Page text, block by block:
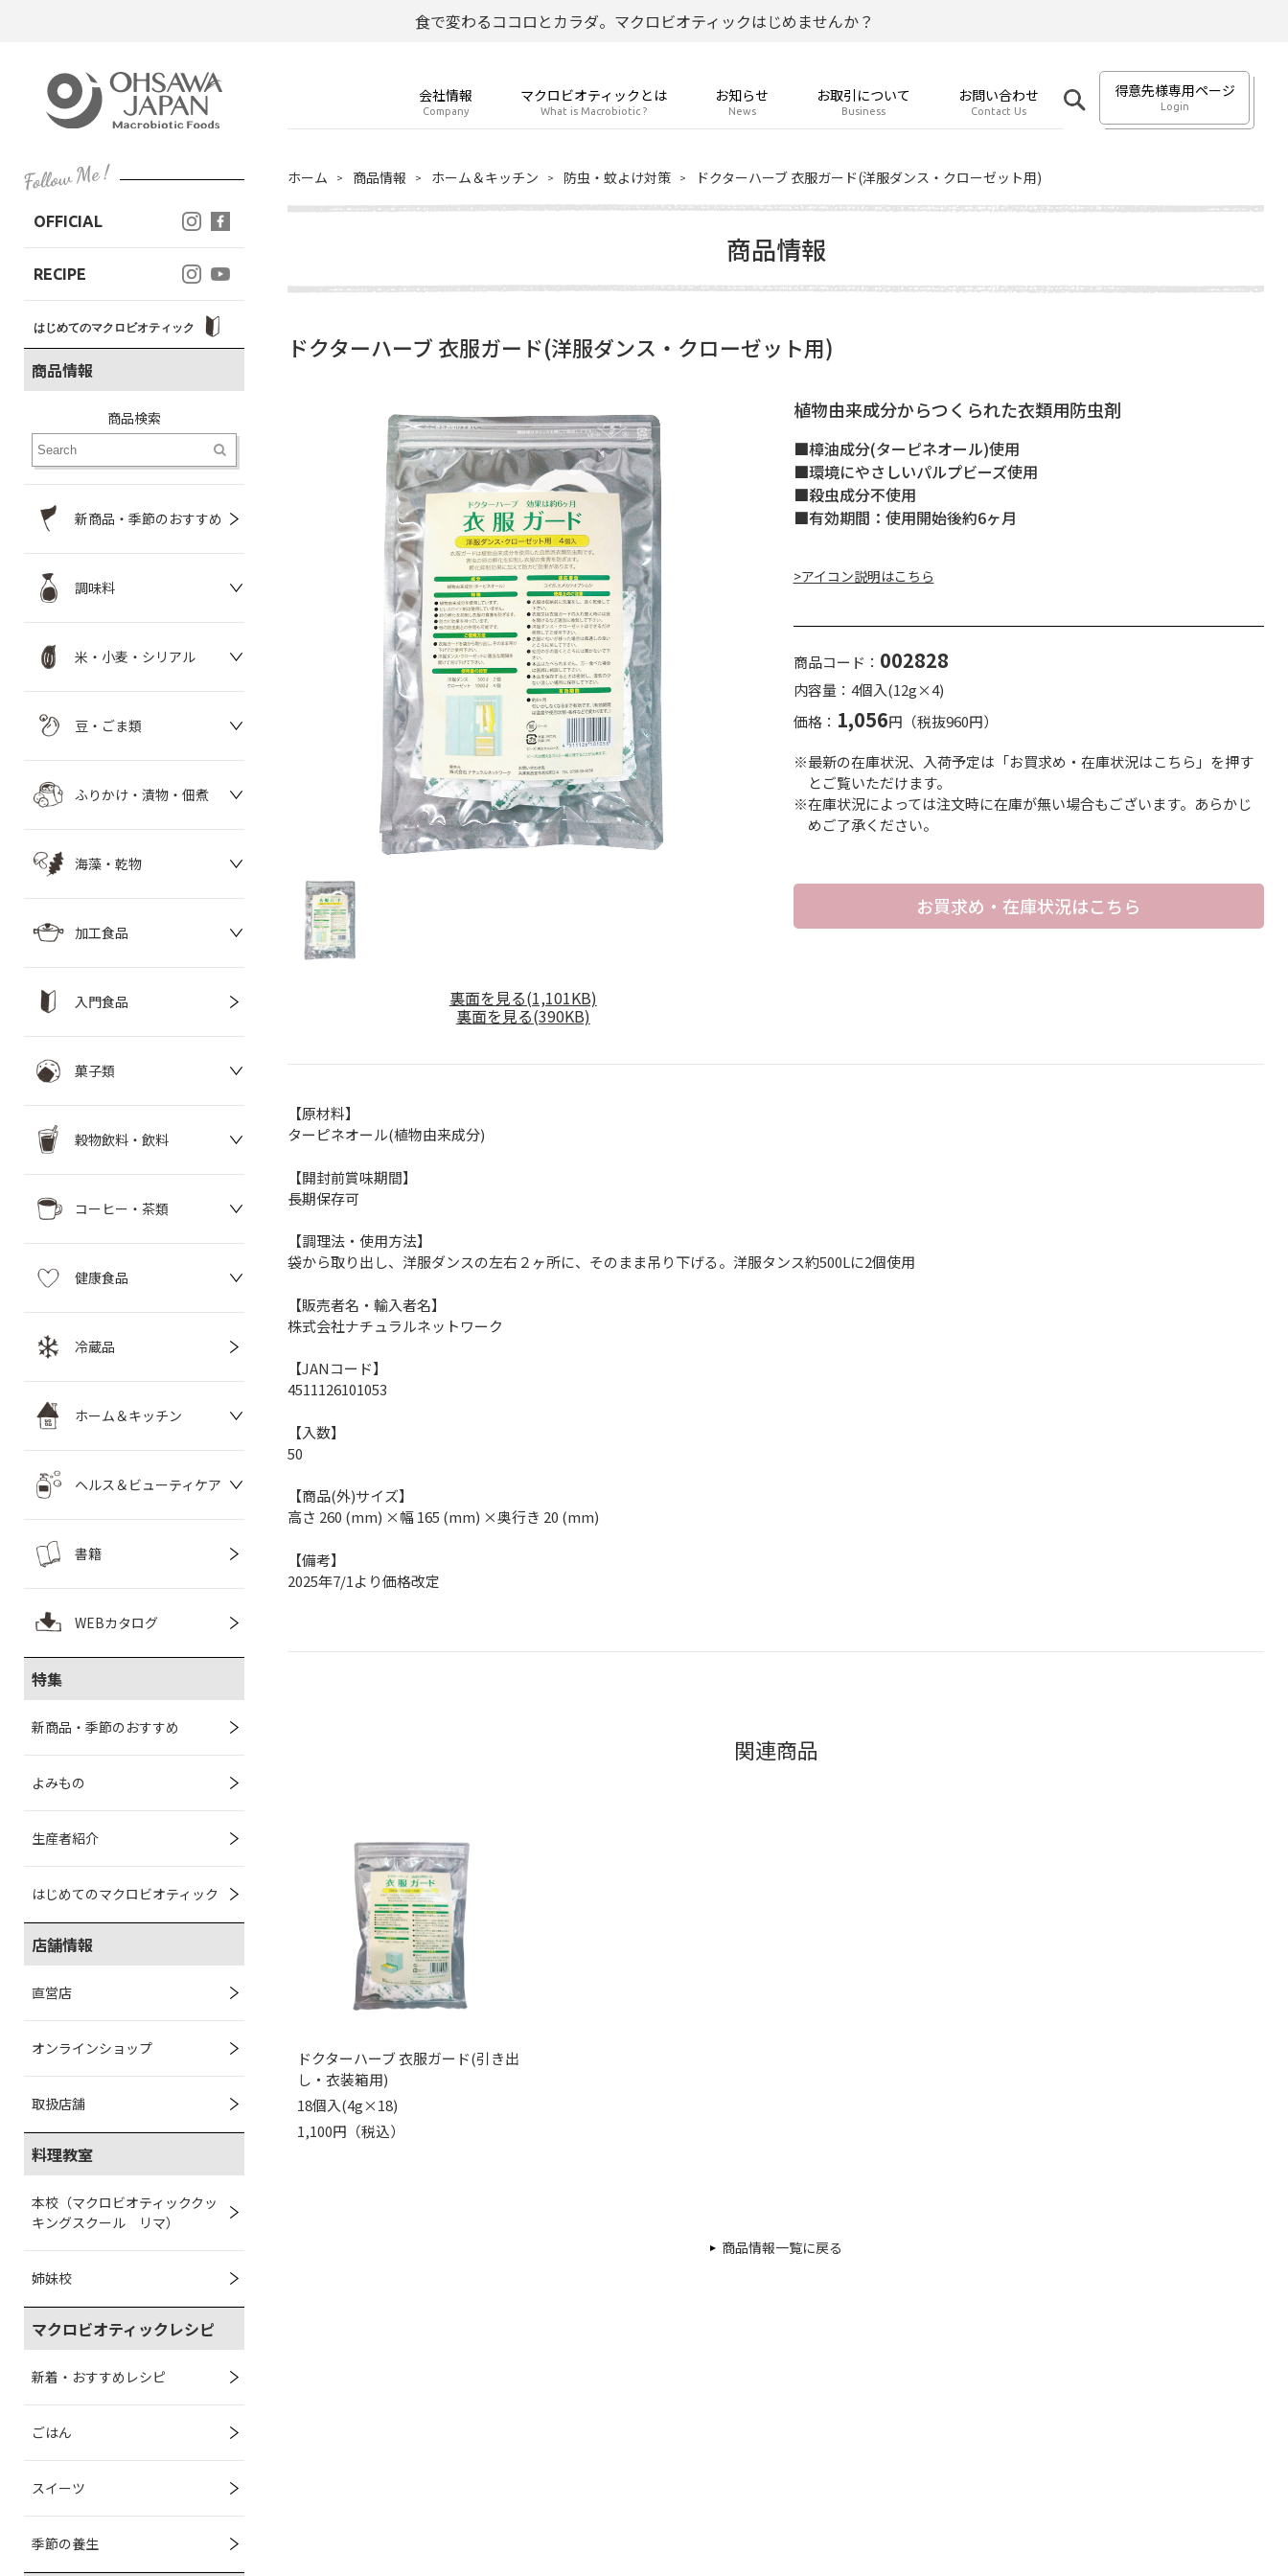
食で変わるココロとカラダ。マクロビオティックはじめませんか？
会社情報
Company
マクロビオティックとは
What is Macrobiotic ?
お知らせ
News
お取引について
Business
お問い合わせ
Contact Us
得意先様専用ページ
Login
OFFICIAL
RECIPE
はじめてのマクロビオティック
商品情報
商品検索
新商品・季節のおすすめ
調味料
米・小麦・シリアル
豆・ごま類
ふりかけ・漬物・佃煮
海藻・乾物
加工食品
入門食品
菓子類
穀物飲料・飲料
コーヒー・茶類
健康食品
冷蔵品
ホーム＆キッチン
ヘルス＆ビューティケア
書籍
WEBカタログ
特集
新商品・季節のおすすめ
よみもの
生産者紹介
はじめてのマクロビオティック
店舗情報
直営店
オンラインショップ
取扱店舗
料理教室
本校（マクロビオティッククッ
キングスクール リマ）
姉妹校
マクロビオティックレシピ
新着・おすすめレシピ
ごはん
スイーツ
季節の養生
ホーム 商品情報 ホーム＆キッチン 防虫・蚊よけ対策 ドクターハーブ 衣服ガード(洋服ダンス・クローゼット用)
商品情報
ドクターハーブ 衣服ガード(洋服ダンス・クローゼット用)
裏面を見る(1,101KB)
裏面を見る(390KB)
植物由来成分からつくられた衣類用防虫剤
■樟油成分(ターピネオール)使用
■環境にやさしいパルプビーズ使用
■殺虫成分不使用
■有効期間：使用開始後約6ヶ月
>アイコン説明はこちら
商品コード： 002828
内容量：4個入(12g×4)
価格： 1,056円（税抜960円）
※最新の在庫状況、入荷予定は「お買求め・在庫状況はこちら」を押す
とご覧いただけます。
※在庫状況によっては注文時に在庫が無い場合もございます。あらかじ
めご了承ください。
お買求め・在庫状況はこちら
【原材料】
ターピネオール(植物由来成分)
【開封前賞味期間】
長期保存可
【調理法・使用方法】
袋から取り出し、洋服ダンスの左右２ヶ所に、そのまま吊り下げる。洋服タンス約500Lに2個使用
【販売者名・輸入者名】
株式会社ナチュラルネットワーク
【JANコード】
4511126101053
【入数】
50
【商品(外)サイズ】
高さ 260 (mm) ×幅 165 (mm) ×奥行き 20 (mm)
【備考】
2025年7/1より価格改定
関連商品
ドクターハーブ 衣服ガード(引き出
し・衣装箱用)
18個入(4g×18)
1,100円（税込）
商品情報一覧に戻る